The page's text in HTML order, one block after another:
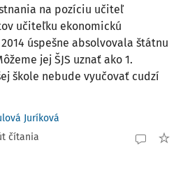
na pozíciu učiteľ
učiteľku ekonomickú
úspešne absolvovala štátnu
jej ŠJS uznať ako 1.
škole nebude vyučovať cudzí
Juríková
čítania